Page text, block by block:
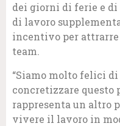
dei giorni di ferie e di
di lavoro
incentivo per
team.
“Siamo molto felici
concretizzare questo
rappresenta un altro
vivere il lavoro in